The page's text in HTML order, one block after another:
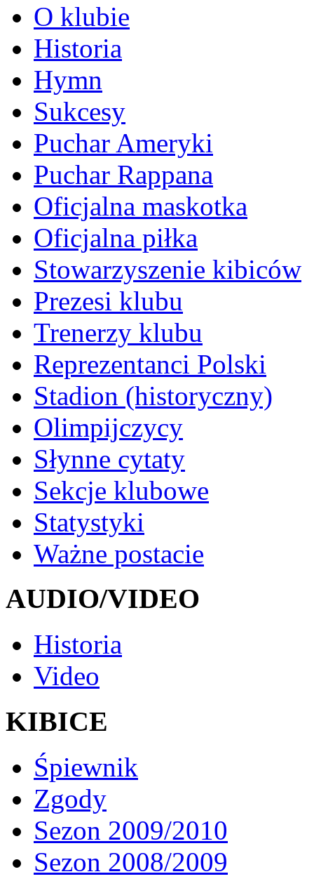
O klubie
Historia
Hymn
Sukcesy
Puchar Ameryki
Puchar Rappana
Oficjalna maskotka
Oficjalna piłka
Stowarzyszenie kibiców
Prezesi klubu
Trenerzy klubu
Reprezentanci Polski
Stadion (historyczny)
Olimpijczycy
Słynne cytaty
Sekcje klubowe
Statystyki
Ważne postacie
AUDIO/VIDEO
Historia
Video
KIBICE
Śpiewnik
Zgody
Sezon 2009/2010
Sezon 2008/2009